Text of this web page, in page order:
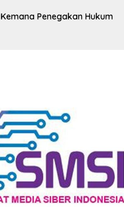
Penegakan Hukum